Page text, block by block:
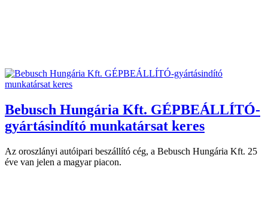
Bebusch Hungária Kft. GÉPBEÁLLÍTÓ-
gyártásindító munkatársat keres
Az oroszlányi autóipari beszállító cég, a Bebusch Hungária Kft. 25
éve van jelen a magyar piacon.